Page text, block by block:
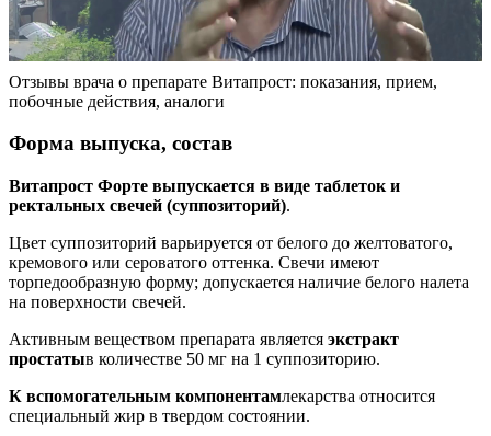
Отзывы врача о препарате Витапрост: показания, прием,
побочные действия, аналоги
Форма выпуска, состав
Витапрост Форте выпускается в виде таблеток и
ректальных свечей (суппозиторий).
Цвет суппозиторий варьируется от белого до желтоватого,
кремового или сероватого оттенка. Свечи имеют
торпедообразную форму; допускается наличие белого налета
на поверхности свечей.
Активным веществом препарата является экстракт
простатыв количестве 50 мг на 1 суппозиторию.
К вспомогательным компонентамлекарства относится
специальный жир в твердом состоянии.